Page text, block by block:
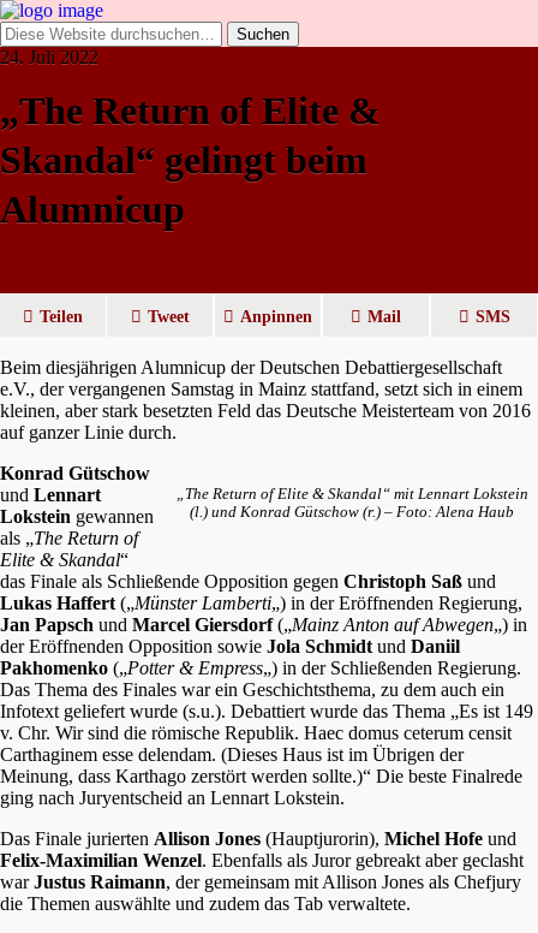
24. Juli 2022
„The Return of Elite &
Skandal“ gelingt beim
Alumnicup
Teilen Tweet Anpinnen Mail SMS
Beim diesjährigen Alumnicup der Deutschen Debattiergesellschaft
e.V., der vergangenen Samstag in Mainz stattfand, setzt sich in einem
kleinen, aber stark besetzten Feld das Deutsche Meisterteam von 2016
auf ganzer Linie durch.
„The Return of Elite & Skandal“ mit Lennart Lokstein
(l.) und Konrad Gütschow (r.) – Foto: Alena Haub
Konrad Gütschow
und Lennart
Lokstein gewannen
als „The Return of
Elite & Skandal“
das Finale als Schließende Opposition gegen Christoph Saß und
Lukas Haffert („Münster Lamberti„) in der Eröffnenden Regierung,
Jan Papsch und Marcel Giersdorf(„Mainz Anton auf Abwegen„) in
der Eröffnenden Opposition sowie Jola Schmidt und Daniil
Pakhomenko („Potter & Empress„) in der Schließenden Regierung.
Das Thema des Finales war ein Geschichtsthema, zu dem auch ein
Infotext geliefert wurde (s.u.). Debattiert wurde das Thema „Es ist 149
v. Chr. Wir sind die römische Republik. Haec domus ceterum censit
Carthaginem esse delendam. (Dieses Haus ist im Übrigen der
Meinung, dass Karthago zerstört werden sollte.)“ Die beste Finalrede
ging nach Juryentscheid an Lennart Lokstein.
Das Finale jurierten Allison Jones (Hauptjurorin), Michel Hofe und
Felix-Maximilian Wenzel. Ebenfalls als Juror gebreakt aber geclasht
warJustus Raimann, der gemeinsam mit Allison Jones als Chefjury
die Themen auswählte und zudem das Tab verwaltete.